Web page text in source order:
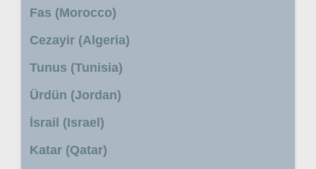
Fas (Morocco)
Cezayir (Algeria)
Tunus (Tunisia)
Ürdün (Jordan)
İsrail (Israel)
Katar (Qatar)